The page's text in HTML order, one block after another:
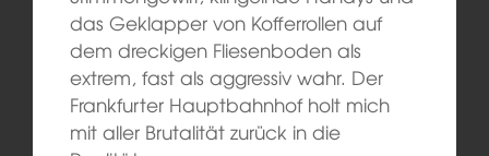
das Geklapper von Kofferrollen auf
dem dreckigen Fliesenboden als
extrem, fast als aggressiv wahr. Der
Frankfurter Hauptbahnhof holt mich
mit aller Brutalität zurück in die